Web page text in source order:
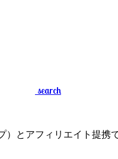
search
）とアフィリエイト提携